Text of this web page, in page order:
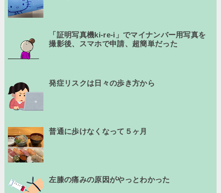
「証明写真機ki-re-i」でマイナンバー用写真を
撮影後、スマホで申請、超簡単だった
発症リスクは日々の歩き方から
普通に歩けなくなって５ヶ月
左膝の痛みの原因がやっとわかった